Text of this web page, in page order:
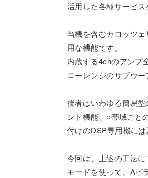
活用した各種サービス
当機を含むカロッツ
用な機能です。
内蔵する4chのアンプ
ローレンジのサブウ
後者はいわゆる簡易
ント機能、○帯域ごと
付けのDSP専用機に
今回は、上述の工法
モードを使って、Aピ